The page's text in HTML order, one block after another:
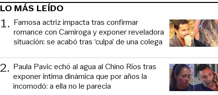
LO MÁS LEÍDO
1. Famosa actriz impacta tras confirmar
romance con Camiroga y exponer reveladora
situación: se acabó tras ‘culpa’ de una colega
2. Paula Pavic echó al agua al Chino Ríos tras
exponer íntima dinámica que por años la
incomodó: a ella no le parecía